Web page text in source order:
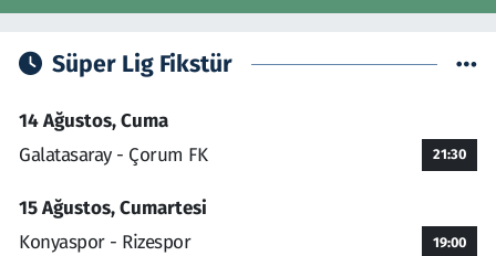
Süper Lig Fikstür
14 Ağustos, Cuma
Galatasaray - Çorum FK
21:30
15 Ağustos, Cumartesi
Konyaspor - Rizespor
19:00